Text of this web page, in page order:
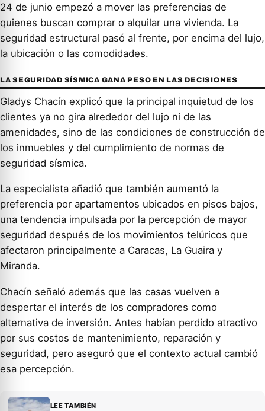
24 de junio empezó a mover las preferencias de
quienes buscan comprar o alquilar una vivienda. La
seguridad estructural pasó al frente, por encima del lujo,
la ubicación o las comodidades.
LA SEGURIDAD SÍSMICA GANA PESO EN LAS DECISIONES
Gladys Chacín explicó que la principal inquietud de los
clientes ya no gira alrededor del lujo ni de las
amenidades, sino de las condiciones de construcción de
los inmuebles y del cumplimiento de normas de
seguridad sísmica.
La especialista añadió que también aumentó la
preferencia por apartamentos ubicados en pisos bajos,
una tendencia impulsada por la percepción de mayor
seguridad después de los movimientos telúricos que
afectaron principalmente a Caracas, La Guaira y
Miranda.
Chacín señaló además que las casas vuelven a
despertar el interés de los compradores como
alternativa de inversión. Antes habían perdido atractivo
por sus costos de mantenimiento, reparación y
seguridad, pero aseguró que el contexto actual cambió
esa percepción.
LEE TAMBIÉN